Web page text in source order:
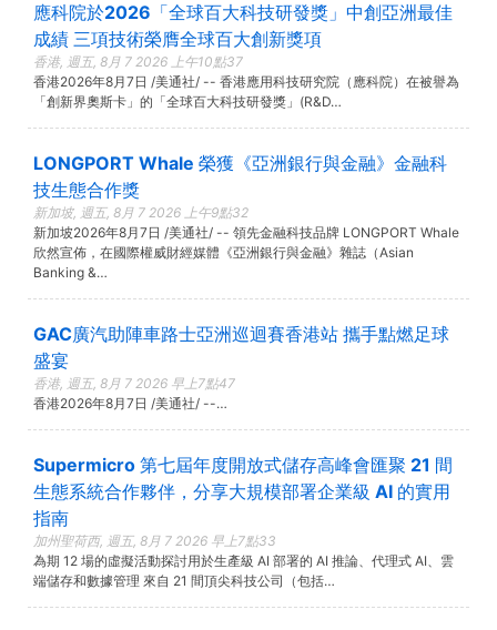
應科院於2026「全球百大科技研發獎」中創亞洲最佳
成績 三項技術榮膺全球百大創新獎項
香港, 週五, 8月 7 2026 上午10點37
香港2026年8月7日 /美通社/ -- 香港應用科技研究院（應科院）在被譽為
「創新界奧斯卡」的「全球百大科技研發獎」(R&D…
LONGPORT Whale 榮獲《亞洲銀行與金融》金融科
技生態合作獎
新加坡, 週五, 8月 7 2026 上午9點32
新加坡2026年8月7日 /美通社/ -- 領先金融科技品牌 LONGPORT Whale
欣然宣佈，在國際權威財經媒體《亞洲銀行與金融》雜誌（Asian
Banking &…
GAC廣汽助陣車路士亞洲巡迴賽香港站 攜手點燃足球
盛宴
香港, 週五, 8月 7 2026 早上7點47
香港2026年8月7日 /美通社/ --…
Supermicro 第七屆年度開放式儲存高峰會匯聚 21 間
生態系統合作夥伴，分享大規模部署企業級 AI 的實用
指南
加州聖荷西, 週五, 8月 7 2026 早上7點33
為期 12 場的虛擬活動探討用於生產級 AI 部署的 AI 推論、代理式 AI、雲
端儲存和數據管理 來自 21 間頂尖科技公司（包括…